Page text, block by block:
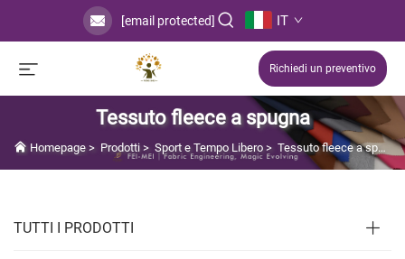
[email protected] IT
Richiedi un preventivo
Tessuto fleece a spugna
Homepage > Prodotti > Sport e Tempo Libero > Tessuto fleece a spugna
TUTTI I PRODOTTI